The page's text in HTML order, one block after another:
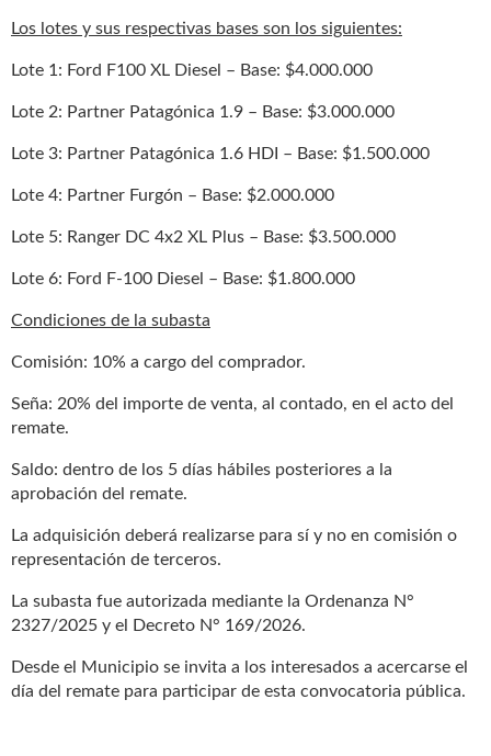
Los lotes y sus respectivas bases son los siguientes:
Lote 1: Ford F100 XL Diesel – Base: $4.000.000
Lote 2: Partner Patagónica 1.9 – Base: $3.000.000
Lote 3: Partner Patagónica 1.6 HDI – Base: $1.500.000
Lote 4: Partner Furgón – Base: $2.000.000
Lote 5: Ranger DC 4x2 XL Plus – Base: $3.500.000
Lote 6: Ford F-100 Diesel – Base: $1.800.000
Condiciones de la subasta
Comisión: 10% a cargo del comprador.
Seña: 20% del importe de venta, al contado, en el acto del
remate.
Saldo: dentro de los 5 días hábiles posteriores a la
aprobación del remate.
La adquisición deberá realizarse para sí y no en comisión o
representación de terceros.
La subasta fue autorizada mediante la Ordenanza N°
2327/2025 y el Decreto N° 169/2026.
Desde el Municipio se invita a los interesados a acercarse el
día del remate para participar de esta convocatoria pública.